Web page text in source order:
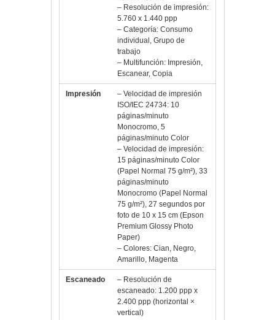
– Resolución de impresión:
5.760 x 1.440 ppp
– Categoría: Consumo
individual, Grupo de
trabajo
– Multifunción: Impresión,
Escanear, Copia
Impresión
– Velocidad de impresión
ISO/IEC 24734: 10
páginas/minuto
Monocromo, 5
páginas/minuto Color
– Velocidad de impresión:
15 páginas/minuto Color
(Papel Normal 75 g/m²), 33
páginas/minuto
Monocromo (Papel Normal
75 g/m²), 27 segundos por
foto de 10 x 15 cm (Epson
Premium Glossy Photo
Paper)
– Colores: Cian, Negro,
Amarillo, Magenta
Escaneado
– Resolución de
escaneado: 1.200 ppp x
2.400 ppp (horizontal ×
vertical)